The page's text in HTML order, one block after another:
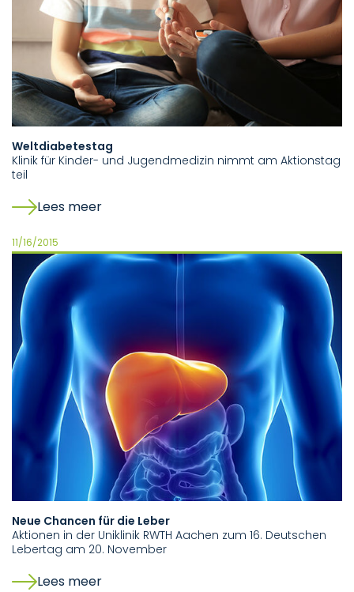
Weltdiabetestag
Klinik für Kinder- und Jugendmedizin nimmt am Aktionstag
teil
Lees meer
11/16/2015
Neue Chancen für die Leber
Aktionen in der Uniklinik RWTH Aachen zum 16. Deutschen
Lebertag am 20. November
Lees meer